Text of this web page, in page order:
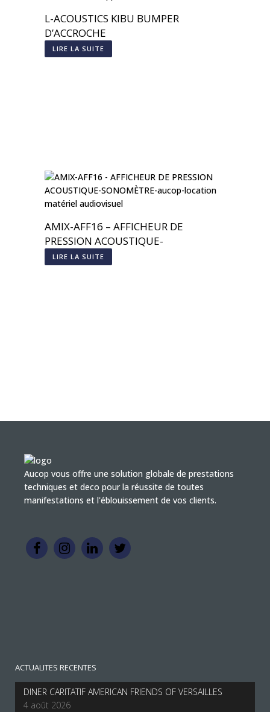
L-ACOUSTICS KIBU BUMPER
D’ACCROCHE
LIRE LA SUITE
AMIX-AFF16 – AFFICHEUR DE
PRESSION ACOUSTIQUE-
SONOMÈTRE
LIRE LA SUITE
Aucop vous offre une solution globale de prestations
techniques et deco pour la réussite de toutes
manifestations et l'éblouissement de vos clients.
ACTUALITES RECENTES
DINER CARITATIF AMERICAN FRIENDS OF VERSAILLES
4 août 2026